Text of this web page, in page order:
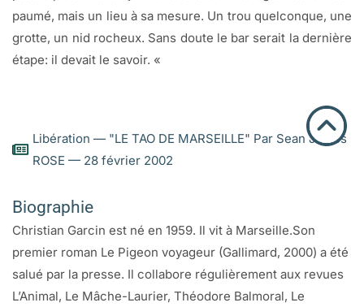
paumé, mais un lieu à sa mesure. Un trou quelconque, une
grotte, un nid rocheux. Sans doute le bar serait la dernière
étape: il devait le savoir. «
Libération — "LE TAO DE MARSEILLE" Par Sean James
ROSE — 28 février 2002
Biographie
Christian Garcin est né en 1959. Il vit à Marseille.Son
premier roman Le Pigeon voyageur (Gallimard, 2000) a été
salué par la presse. Il collabore régulièrement aux revues
L’Animal, Le Mâche-Laurier, Théodore Balmoral, Le